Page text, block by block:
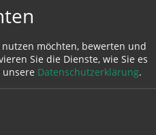
möchten, bewerten und
Sie die Dienste, wie Sie es
Datenschutzerklärung.